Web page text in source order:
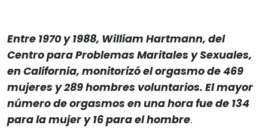
Entre 1970 y 1988, William Hartmann, del
Centro para Problemas Maritales y Sexuales,
en California, monitorizó el orgasmo de 469
mujeres y 289 hombres voluntarios. El mayor
número de orgasmos en una hora fue de 134
para la mujer y 16 para el hombre.